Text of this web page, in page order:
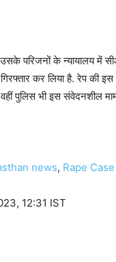
परिजनों के न्यायालय में
कर लिया है. रेप की
पुलिस भी इस संवेदनशील
news, Rape Case
12:31 IST